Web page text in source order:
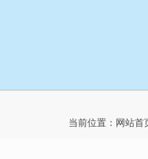
当前位置： 网站首